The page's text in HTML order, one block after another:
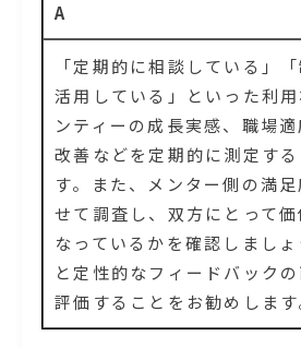
A
「定期的に相談している」
活用している」といった利
ンティーの成長実感、職場
改善などを定期的に測定す
す。また、メンター側の満
せて調査し、双方にとって
なっているかを確認しまし
と定性的なフィードバック
評価することをお勧めします